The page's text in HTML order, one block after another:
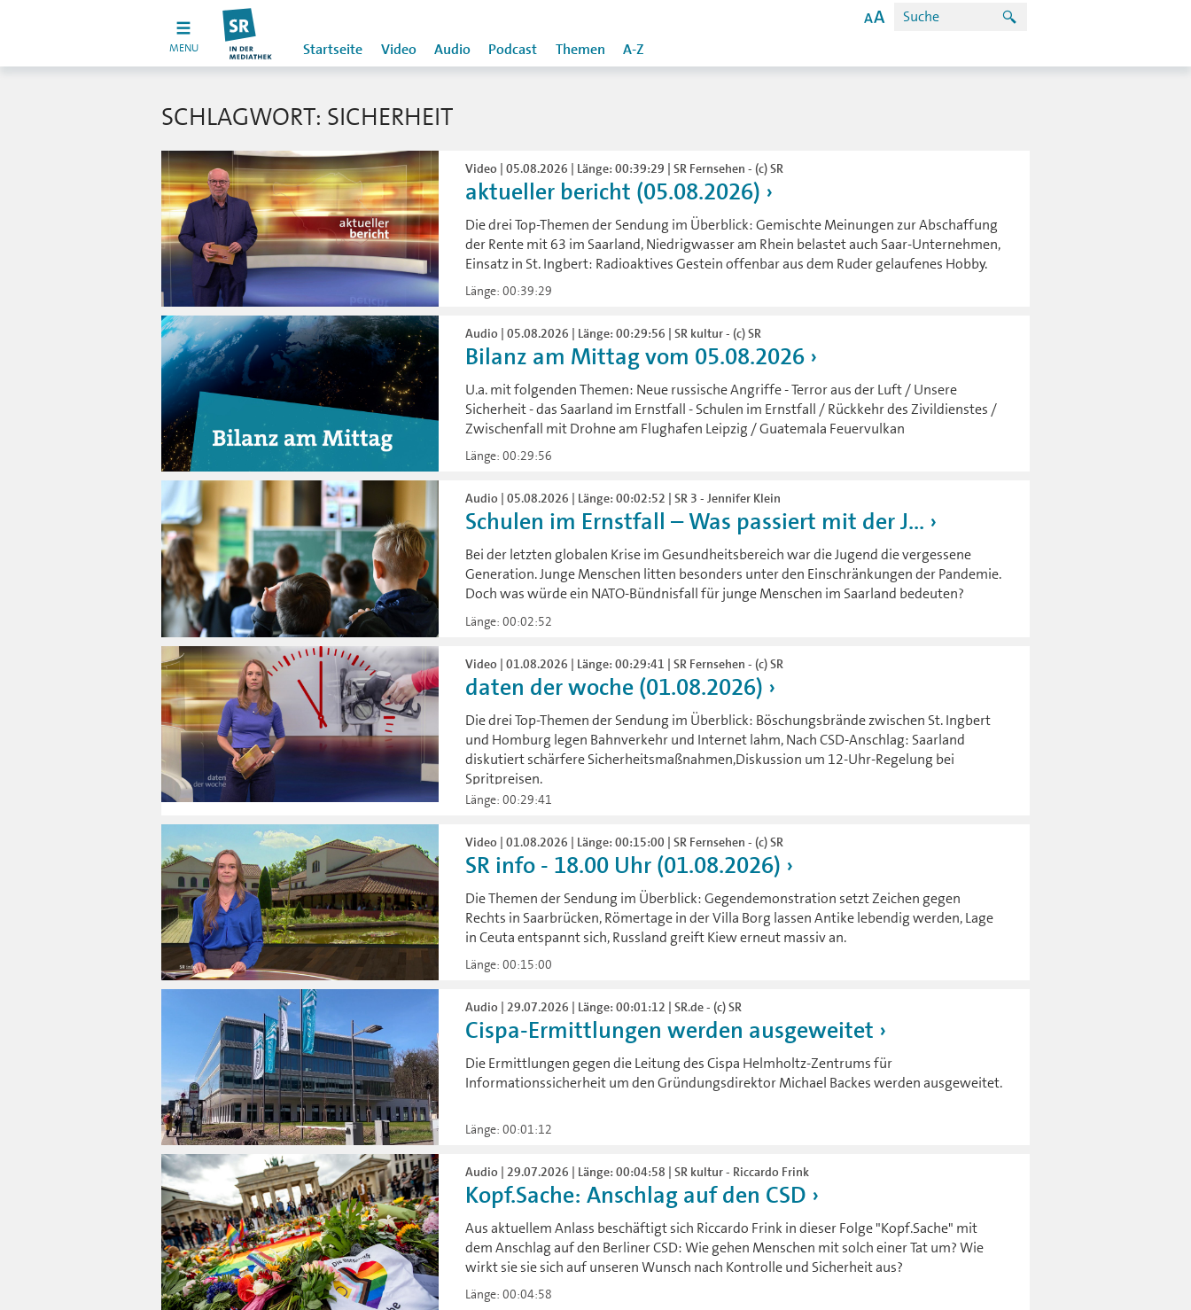
MENU Startseite Video Audio Podcast Themen A-Z
SCHLAGWORT: SICHERHEIT
Video | 05.08.2026 | Länge: 00:39:29 | SR Fernsehen - (c) SR
aktueller bericht (05.08.2026)
Die drei Top-Themen der Sendung im Überblick: Gemischte Meinungen zur Abschaffung
der Rente mit 63 im Saarland, Niedrigwasser am Rhein belastet auch Saar-Unternehmen,
Einsatz in St. Ingbert: Radioaktives Gestein offenbar aus dem Ruder gelaufenes Hobby.
Länge: 00:39:29
Audio | 05.08.2026 | Länge: 00:29:56 | SR kultur - (c) SR
Bilanz am Mittag vom 05.08.2026
U.a. mit folgenden Themen: Neue russische Angriffe - Terror aus der Luft / Unsere
Sicherheit - das Saarland im Ernstfall - Schulen im Ernstfall / Rückkehr des Zivildienstes /
Zwischenfall mit Drohne am Flughafen Leipzig / Guatemala Feuervulkan
Länge: 00:29:56
Audio | 05.08.2026 | Länge: 00:02:52 | SR 3 - Jennifer Klein
Schulen im Ernstfall – Was passiert mit der J...
Bei der letzten globalen Krise im Gesundheitsbereich war die Jugend die vergessene
Generation. Junge Menschen litten besonders unter den Einschränkungen der Pandemie.
Doch was würde ein NATO-Bündnisfall für junge Menschen im Saarland bedeuten?
Länge: 00:02:52
Video | 01.08.2026 | Länge: 00:29:41 | SR Fernsehen - (c) SR
daten der woche (01.08.2026)
Die drei Top-Themen der Sendung im Überblick: Böschungsbrände zwischen St. Ingbert
und Homburg legen Bahnverkehr und Internet lahm, Nach CSD-Anschlag: Saarland
diskutiert schärfere Sicherheitsmaßnahmen,Diskussion um 12-Uhr-Regelung bei
Spritpreisen.
Länge: 00:29:41
Video | 01.08.2026 | Länge: 00:15:00 | SR Fernsehen - (c) SR
SR info - 18.00 Uhr (01.08.2026)
Die Themen der Sendung im Überblick: Gegendemonstration setzt Zeichen gegen
Rechts in Saarbrücken, Römertage in der Villa Borg lassen Antike lebendig werden, Lage
in Ceuta entspannt sich, Russland greift Kiew erneut massiv an.
Länge: 00:15:00
Audio | 29.07.2026 | Länge: 00:01:12 | SR.de - (c) SR
Cispa-Ermittlungen werden ausgeweitet
Die Ermittlungen gegen die Leitung des Cispa Helmholtz-Zentrums für
Informationssicherheit um den Gründungsdirektor Michael Backes werden ausgeweitet.
Länge: 00:01:12
Audio | 29.07.2026 | Länge: 00:04:58 | SR kultur - Riccardo Frink
Kopf.Sache: Anschlag auf den CSD
Aus aktuellem Anlass beschäftigt sich Riccardo Frink in dieser Folge "Kopf.Sache" mit
dem Anschlag auf den Berliner CSD: Wie gehen Menschen mit solch einer Tat um? Wie
wirkt sie sie sich auf unseren Wunsch nach Kontrolle und Sicherheit aus?
Länge: 00:04:58